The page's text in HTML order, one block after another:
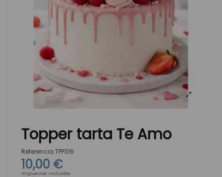
Topper tarta Te Amo
Referencia TPP316
10,00 €
Impuestos incluidos